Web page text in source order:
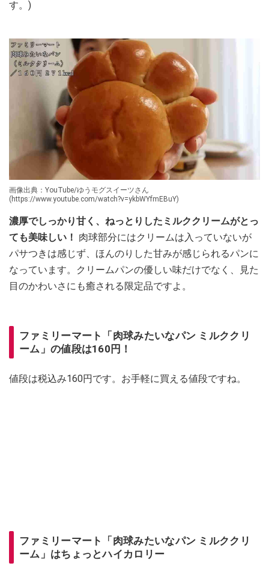
す。)
画像出典：YouTube/ゆうモグスイーツさん
(https://www.youtube.com/watch?v=ykbWYfmEBuY)
濃厚でしっかり甘く、ねっとりしたミルククリームがとっ
ても美味しい！ 肉球部分にはクリームは入っていないが
パサつきは感じず、ほんのりした甘みが感じられるパンに
なっています。クリームパンの優しい味だけでなく、見た
目のかわいさにも癒される限定品ですよ。
ファミリーマート「肉球みたいなパン ミルククリ
ーム」の値段は160円！
値段は税込み160円です。お手軽に買える値段ですね。
ファミリーマート「肉球みたいなパン ミルククリ
ーム」はちょっとハイカロリー